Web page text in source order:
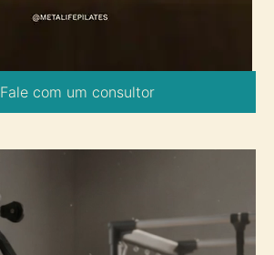
Fale com um consultor